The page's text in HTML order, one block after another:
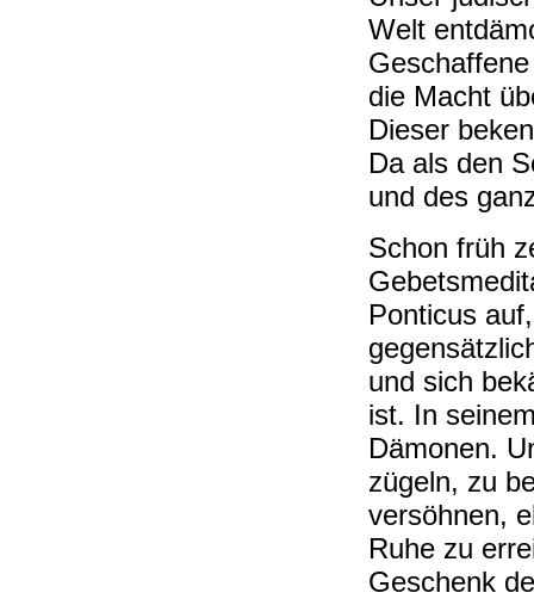
Welt
die Macht
Dieser
Da als den
und des
Schon früh
Ponticus
und sich
ist. In
Dämonen.
zügeln, zu
versöhnen,
Ruhe zu
Geschenk